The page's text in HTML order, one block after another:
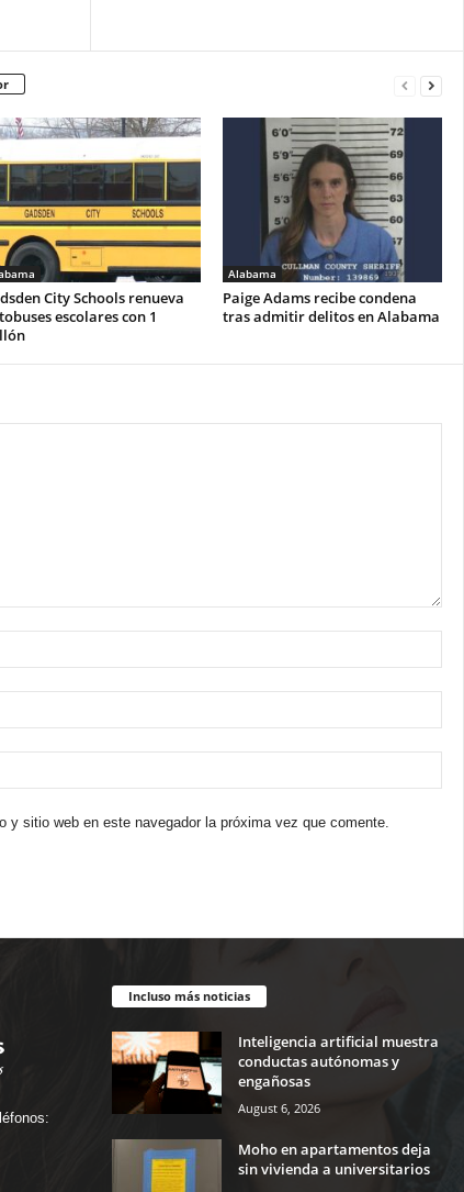
City Schools renueva
escolares con 1
Alabama
Paige Adams recibe condena
tras admitir delitos en Alabama
y sitio web en este navegador la próxima vez que comente.
Incluso más noticias
Inteligencia artificial muestra
conductas autónomas y
engañosas
August 6, 2026
Moho en apartamentos deja
sin vivienda a universitarios